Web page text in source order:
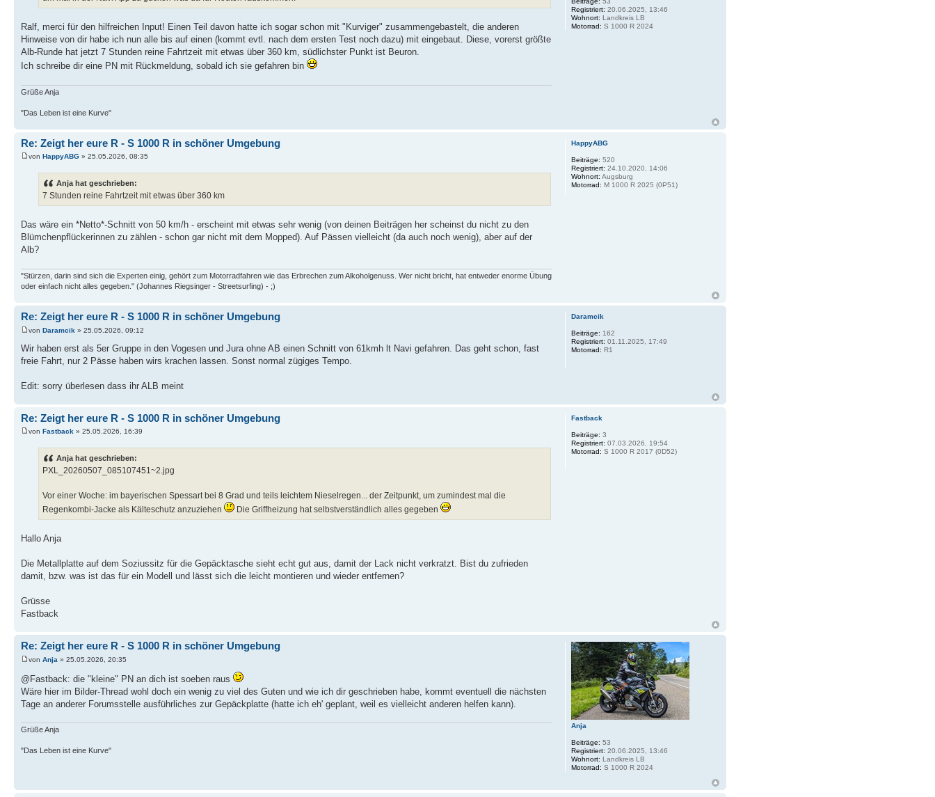
Ralf, merci für den hilfreichen Input! Einen Teil davon hatte ich sogar schon mit "Kurviger" zusammengebastelt, die anderen
Hinweise von dir habe ich nun alle bis auf einen (kommt evtl. nach dem ersten Test noch dazu) mit eingebaut. Diese, vorerst größte
Alb-Runde hat jetzt 7 Stunden reine Fahrtzeit mit etwas über 360 km, südlichster Punkt ist Beuron.
Ich schreibe dir eine PN mit Rückmeldung, sobald ich sie gefahren bin
Grüße Anja
"Das Leben ist eine Kurve"
Registriert: 20.06.2025, 13:46
Wohnort: Landkreis LB
Motorrad: S 1000 R 2024
Re: Zeigt her eure R - S 1000 R in schöner Umgebung
von HappyABG » 25.05.2026, 08:35
Anja hat geschrieben:
7 Stunden reine Fahrtzeit mit etwas über 360 km
Das wäre ein *Netto*-Schnitt von 50 km/h - erscheint mit etwas sehr wenig (von deinen Beiträgen her scheinst du nicht zu den
Blümchenpflückerinnen zu zählen - schon gar nicht mit dem Mopped). Auf Pässen vielleicht (da auch noch wenig), aber auf der
Alb?
"Stürzen, darin sind sich die Experten einig, gehört zum Motorradfahren wie das Erbrechen zum Alkoholgenuss. Wer nicht bricht, hat entweder enorme Übung
oder einfach nicht alles gegeben." (Johannes Riegsinger - Streetsurfing) - ;)
HappyABG
Beiträge: 520
Registriert: 24.10.2020, 14:06
Wohnort: Augsburg
Motorrad: M 1000 R 2025 (0P51)
Re: Zeigt her eure R - S 1000 R in schöner Umgebung
von Daramcik » 25.05.2026, 09:12
Wir haben erst als 5er Gruppe in den Vogesen und Jura ohne AB einen Schnitt von 61kmh lt Navi gefahren. Das geht schon, fast
freie Fahrt, nur 2 Pässe haben wirs krachen lassen. Sonst normal zügiges Tempo.
Edit: sorry überlesen dass ihr ALB meint
Daramcik
Beiträge: 162
Registriert: 01.11.2025, 17:49
Motorrad: R1
Re: Zeigt her eure R - S 1000 R in schöner Umgebung
von Fastback » 25.05.2026, 16:39
Anja hat geschrieben:
PXL_20260507_085107451~2.jpg
Vor einer Woche: im bayerischen Spessart bei 8 Grad und teils leichtem Nieselregen... der Zeitpunkt, um zumindest mal die
Regenkombi-Jacke als Kälteschutz anzuziehen
Die Griffheizung hat selbstverständlich alles gegeben
Hallo Anja
Die Metallplatte auf dem Soziussitz für die Gepäcktasche sieht echt gut aus, damit der Lack nicht verkratzt. Bist du zufrieden
damit, bzw. was ist das für ein Modell und lässt sich die leicht montieren und wieder entfernen?
Grüsse
Fastback
Fastback
Beiträge: 3
Registriert: 07.03.2026, 19:54
Motorrad: S 1000 R 2017 (0D52)
Re: Zeigt her eure R - S 1000 R in schöner Umgebung
von Anja » 25.05.2026, 20:35
@Fastback: die "kleine" PN an dich ist soeben raus
Wäre hier im Bilder-Thread wohl doch ein wenig zu viel des Guten und wie ich dir geschrieben habe, kommt eventuell die nächsten
Tage an anderer Forumsstelle ausführliches zur Gepäckplatte (hatte ich eh' geplant, weil es vielleicht anderen helfen kann).
Grüße Anja
"Das Leben ist eine Kurve"
Anja
Beiträge: 53
Registriert: 20.06.2025, 13:46
Wohnort: Landkreis LB
Motorrad: S 1000 R 2024